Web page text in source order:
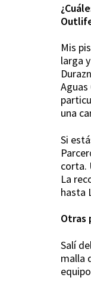
Mis
larga
una
Si
corta.
La
hasta
Otras
Salí
malla